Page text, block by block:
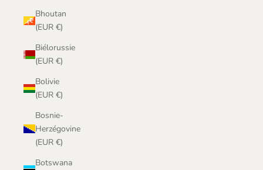
Bhoutan
(EUR €)
Biélorussie
(EUR €)
Bolivie
(EUR €)
Bosnie-
Herzégovine
(EUR €)
Botswana